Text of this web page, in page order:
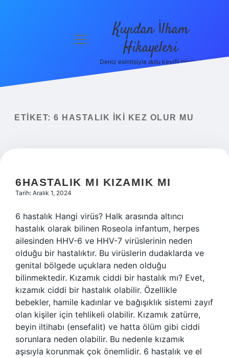
menüyü
Kıyıdan İlham
Hikayeleri
Deniz esintisiyle dolu keyifli bilgiler!
ETIKET: 6 HASTALIK IKI KEZ OLUR MU
6HASTALIK MI KIZAMIK MI
Tarih: Aralık 1, 2024
6 hastalık Hangi virüs? Halk arasında altıncı
hastalık olarak bilinen Roseola infantum, herpes
ailesinden HHV-6 ve HHV-7 virüslerinin neden
olduğu bir hastalıktır. Bu virüslerin dudaklarda ve
genital bölgede uçuklara neden olduğu
bilinmektedir. Kızamık ciddi bir hastalık mı? Evet,
kızamık ciddi bir hastalık olabilir. Özellikle
bebekler, hamile kadınlar ve bağışıklık sistemi zayıf
olan kişiler için tehlikeli olabilir. Kızamık zatürre,
beyin iltihabı (ensefalit) ve hatta ölüm gibi ciddi
sorunlara neden olabilir. Bu nedenle kızamık
aşısıyla korunmak çok önemlidir. 6 hastalık ve el